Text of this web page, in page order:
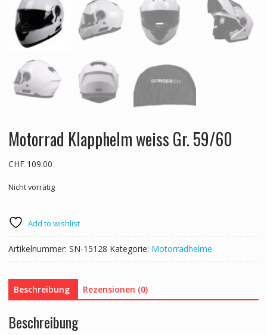
Motorrad Klapphelm weiss Gr. 59/60
CHF109.00
Nicht vorrätig
Add to wishlist
Artikelnummer: SN-15128 Kategorie: Motorradhelme
Beschreibung Rezensionen (0)
Beschreibung